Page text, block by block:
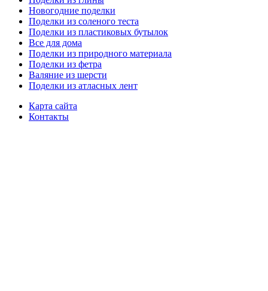
Новогодние поделки
Поделки из соленого теста
Поделки из пластиковых бутылок
Все для дома
Поделки из природного материала
Поделки из фетра
Валяние из шерсти
Поделки из атласных лент
Карта сайта
Контакты